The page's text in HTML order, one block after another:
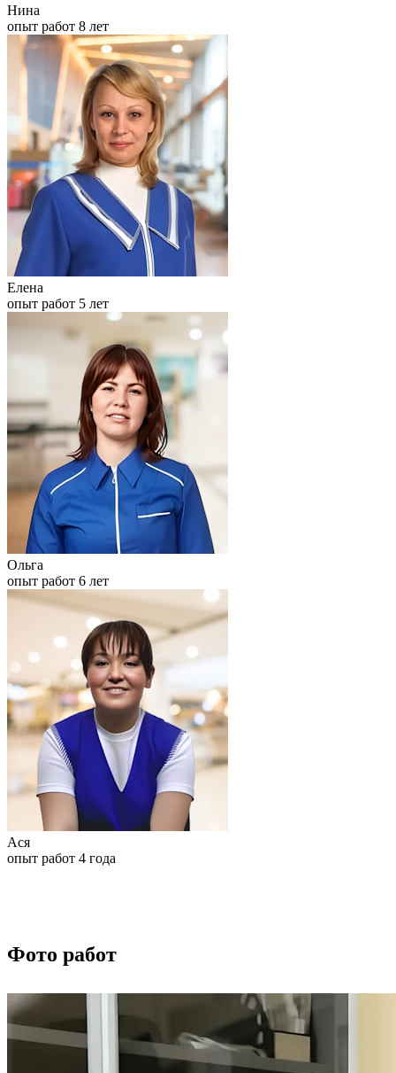
Нина
опыт работ 8 лет
Елена
опыт работ 5 лет
Ольга
опыт работ 6 лет
Ася
опыт работ 4 года
Фото работ